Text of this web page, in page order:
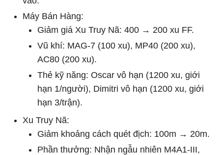
Máy Bán Hàng:
Giảm giá Xu Truy Nã: 400 → 200 xu FF.
Vũ khí: MAG-7 (100 xu), MP40 (200 xu),
AC80 (200 xu).
Thẻ kỹ năng: Oscar vô hạn (1200 xu, giới
hạn 1/người), Dimitri vô hạn (1200 xu, giới
hạn 3/trận).
Xu Truy Nã:
Giảm khoảng cách quét địch: 100m → 20m.
Phần thưởng: Nhận ngẫu nhiên M4A1-III,